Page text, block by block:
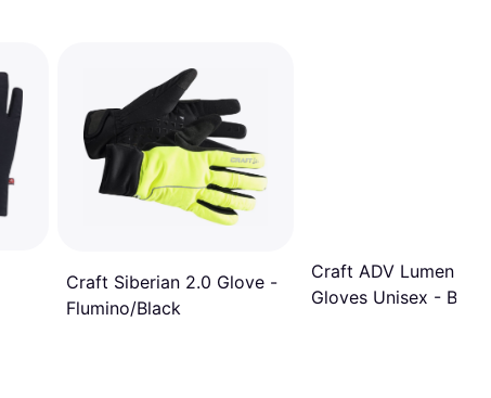
Craft Siberian 2.0 Glove -
Flumino/Black
Craft ADV Lumen
Gloves Unisex - Black